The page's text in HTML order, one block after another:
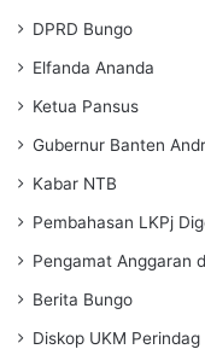
DPRD Bungo
Elfanda Ananda
Ketua Pansus
Gubernur Banten
Kabar NTB
Pembahasan LKPj
Pengamat Anggaran
Berita Bungo
Diskop UKM Perindag